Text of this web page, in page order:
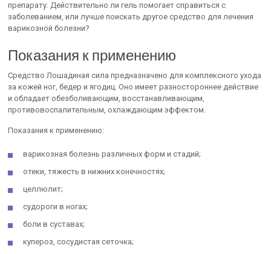
препарату. Действительно ли гель помогает справиться с
заболеванием, или лучше поискать другое средство для лечения
варикозной болезни?
Показания к применению
Средство Лошадиная сила предназначено для комплексного ухода
за кожей ног, бедер и ягодиц. Оно имеет разностороннее действие
и обладает обезболивающим, восстанавливающим,
противовоспалительным, охлаждающим эффектом.
Показания к применению:
варикозная болезнь различных форм и стадий;
отеки, тяжесть в нижних конечностях;
целлюлит;
судороги в ногах;
боли в суставах;
купероз, сосудистая сеточка;